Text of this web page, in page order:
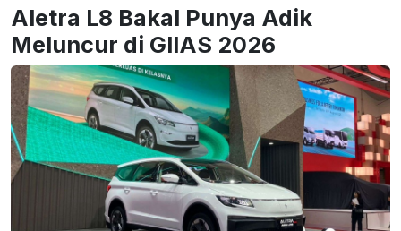
Aletra L8 Bakal Punya Adik
Meluncur di GIIAS 2026